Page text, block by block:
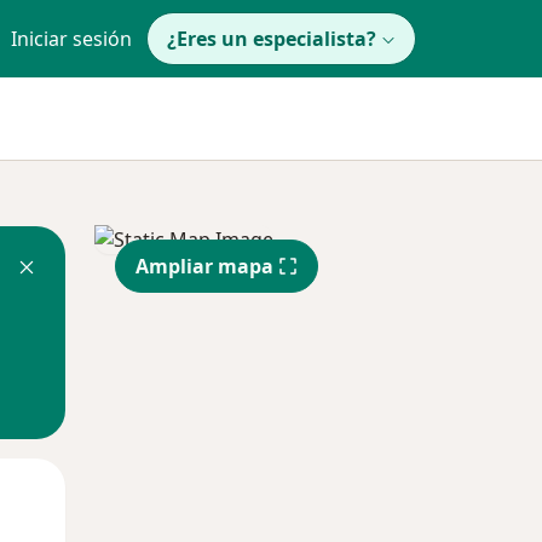
Iniciar sesión ¿Eres un especialista?
Ampliar mapa